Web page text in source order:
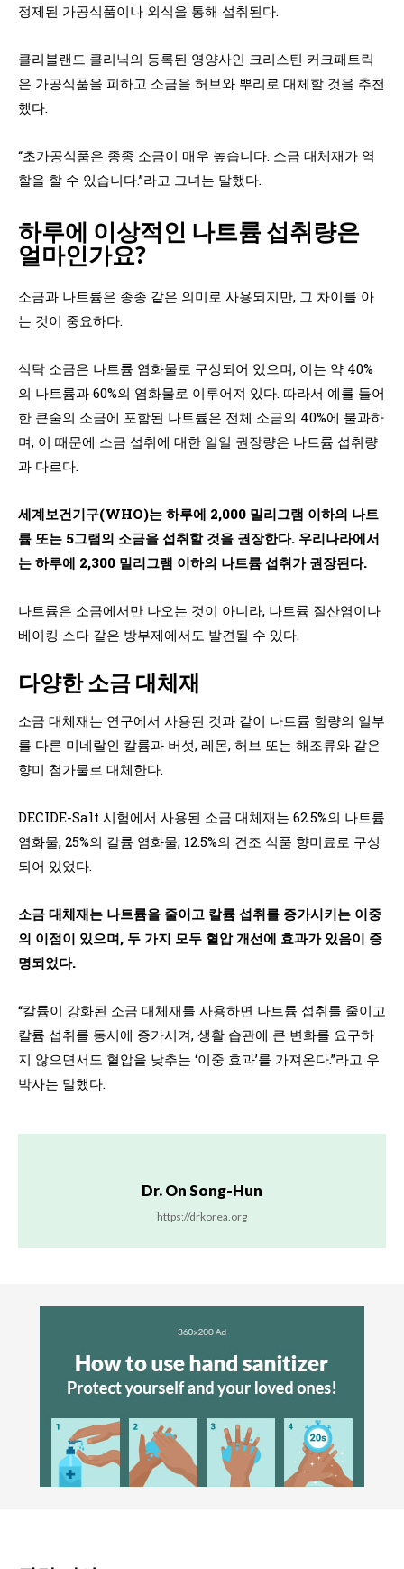
정제된 가공식품이나 외식을 통해 섭취된다.
클리블랜드 클리닉의 등록된 영양사인 크리스틴 커크패트릭
은 가공식품을 피하고 소금을 허브와 뿌리로 대체할 것을 추천
했다.
“초가공식품은 종종 소금이 매우 높습니다. 소금 대체재가 역
할을 할 수 있습니다.”라고 그녀는 말했다.
하루에 이상적인 나트륨 섭취량은
얼마인가요?
소금과 나트륨은 종종 같은 의미로 사용되지만, 그 차이를 아
는 것이 중요하다.
식탁 소금은 나트륨 염화물로 구성되어 있으며, 이는 약 40%
의 나트륨과 60%의 염화물로 이루어져 있다. 따라서 예를 들어
한 큰술의 소금에 포함된 나트륨은 전체 소금의 40%에 불과하
며, 이 때문에 소금 섭취에 대한 일일 권장량은 나트륨 섭취량
과 다르다.
세계보건기구(WHO)는 하루에 2,000 밀리그램 이하의 나트
륨 또는 5그램의 소금을 섭취할 것을 권장한다. 우리나라에서
는 하루에 2,300 밀리그램 이하의 나트륨 섭취가 권장된다.
나트륨은 소금에서만 나오는 것이 아니라, 나트륨 질산염이나
베이킹 소다 같은 방부제에서도 발견될 수 있다.
다양한 소금 대체재
소금 대체재는 연구에서 사용된 것과 같이 나트륨 함량의 일부
를 다른 미네랄인 칼륨과 버섯, 레몬, 허브 또는 해조류와 같은
향미 첨가물로 대체한다.
DECIDE-Salt 시험에서 사용된 소금 대체재는 62.5%의 나트륨
염화물, 25%의 칼륨 염화물, 12.5%의 건조 식품 향미료로 구성
되어 있었다.
소금 대체재는 나트륨을 줄이고 칼륨 섭취를 증가시키는 이중
의 이점이 있으며, 두 가지 모두 혈압 개선에 효과가 있음이 증
명되었다.
“칼륨이 강화된 소금 대체재를 사용하면 나트륨 섭취를 줄이고
칼륨 섭취를 동시에 증가시켜, 생활 습관에 큰 변화를 요구하
지 않으면서도 혈압을 낮추는 ‘이중 효과’를 가져온다.”라고 우
박사는 말했다.
Dr. On Song-Hun
https://drkorea.org